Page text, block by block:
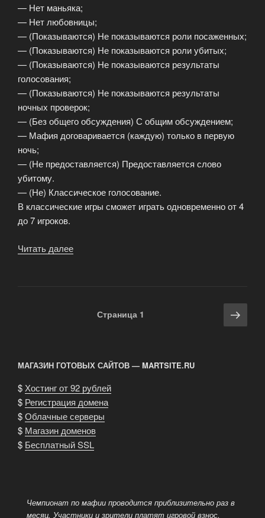
— Нет маньяка;
— Нет любовницы;
— (Показываются) Не показываются роли посаженных;
— (Показываются) Не показываются роли убитых;
— (Показываются) Не показываются результаты
голосования;
— (Показываются) Не показываются результаты
ночных проверок;
— (Без общего обсуждения) С общим обсуждением;
— Мафия договаривается (каждую) только в первую
ночь;
— (Не предоставляется) Предоставляется слово
убитому.
— (Не) Классическое голосование.
В классические игры сможет играть одновременно от 4
до 7 игроков.
Читать далее
Страница 1
МАГАЗИН ГОТОВЫХ САЙТОВ — MARTSITE.RU
$ Хостинг от 92 рублей
$ Регистрация домена
$Облачные серверы
$ Магазин доменов
$ Бесплатный SSL
Чемпионат по мафии проводится приблизительно раз в
месяц. Участники и зрители платят игровой взнос.